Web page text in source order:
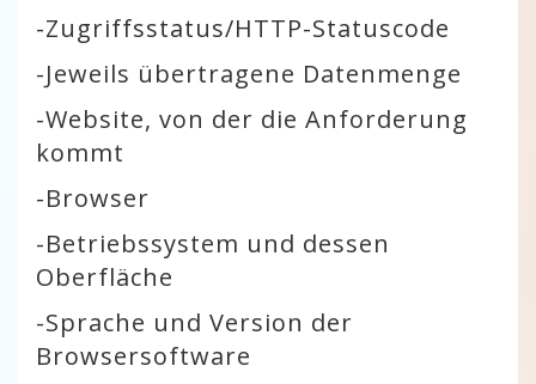
-Zugriffsstatus/HTTP-Statuscode
-Jeweils übertragene Datenmenge
-Website, von der die Anforderung
kommt
-Browser
-Betriebssystem und dessen
Oberfläche
-Sprache und Version der
Browsersoftware